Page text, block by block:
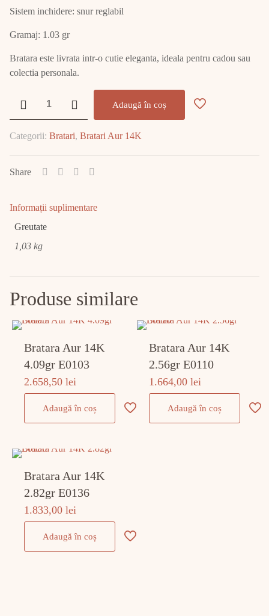
Sistem inchidere: snur reglabil
Gramaj: 1.03 gr
Bratara este livrata intr-o cutie eleganta, ideala pentru cadou sau
colectia personala.
Bratara
14K
GR
Adaugă în coș
Categorii: Bratari, Bratari Aur 14K
Share
Informații suplimentare
Greutate
1,03 kg
Produse similare
Bratara Aur 14K
4.09gr E0103
2.658,50lei
Adaugă în coș
Bratara Aur 14K
2.56gr E0110
1.664,00lei
Adaugă în coș
Bratara Aur 14K
2.82gr E0136
1.833,00lei
Adaugă în coș